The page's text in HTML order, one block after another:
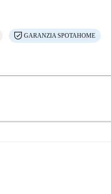
GARANZIA SPOTAHOME